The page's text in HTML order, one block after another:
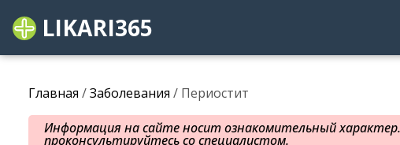
LIKARI365
Главная /Заболевания / Периостит
Информация на сайте носит ознакомительный
проконсультируйтесь со специалистом.